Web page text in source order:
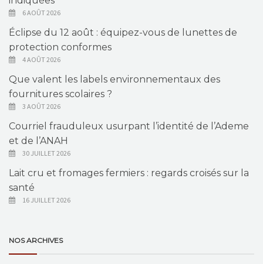
6 AOÛT 2026
Éclipse du 12 août : équipez-vous de lunettes de
protection conformes
4 AOÛT 2026
Que valent les labels environnementaux des
fournitures scolaires ?
3 AOÛT 2026
Courriel frauduleux usurpant l’identité de l’Ademe
et de l’ANAH
30 JUILLET 2026
Lait cru et fromages fermiers : regards croisés sur la
santé
16 JUILLET 2026
NOS ARCHIVES